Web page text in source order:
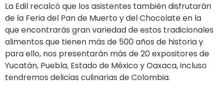
La Edil recalcó que los asistentes también disfrutarán
de la Feria del Pan de Muerto y del Chocolate en la
que encontrarás gran variedad de estos tradicionales
alimentos que tienen más de 500 años de historia y
para ello, nos presentarán más de 20 expositores de
Yucatán, Puebla, Estado de México y Oaxaca, incluso
tendremos delicias culinarias de Colombia.